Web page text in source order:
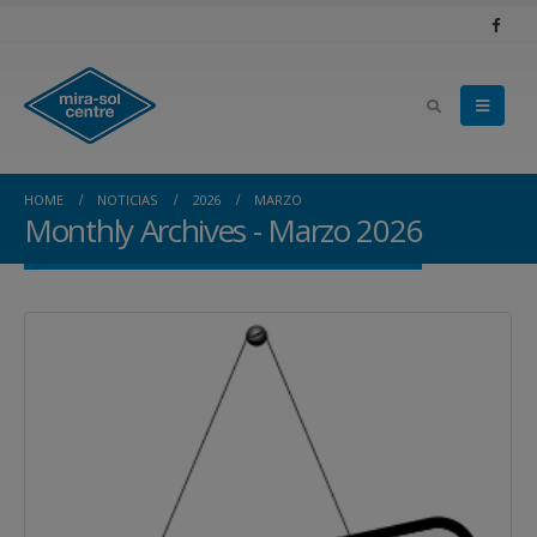
HOME NOTICIAS 2026 MARZO
Monthly Archives - Marzo 2026